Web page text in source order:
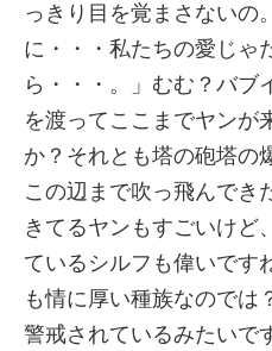
っきり目を覚まさないの
に・・・私たちの愛じゃ
ら・・・。」むむ？バブ
を渡ってここまでヤンが
か？それとも塔の砲塔の
この辺まで吹っ飛んでき
きてるヤンもすごいけど
ているシルフも偉いです
も情に厚い種族なのでは
警戒されているみたいで